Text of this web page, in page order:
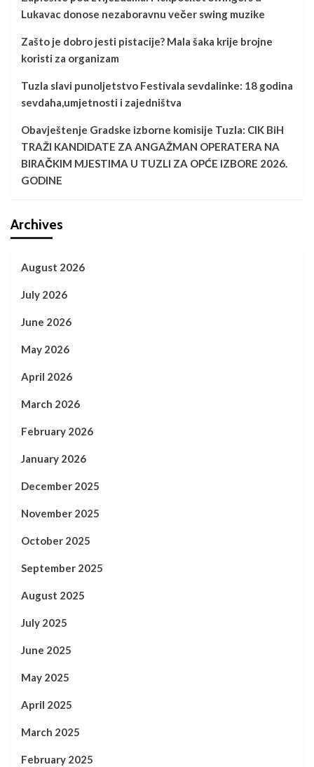
Lukavac donose nezaboravnu večer swing muzike
Zašto je dobro jesti pistacije? Mala šaka krije brojne
koristi za organizam
Tuzla slavi punoljetstvo Festivala sevdalinke: 18 godina
sevdaha,umjetnosti i zajedništva
Obavještenje Gradske izborne komisije Tuzla: CIK BiH
TRAŽI KANDIDATE ZA ANGAŽMAN OPERATERA NA
BIRAČKIM MJESTIMA U TUZLI ZA OPĆE IZBORE 2026.
GODINE
Archives
August 2026
July 2026
June 2026
May 2026
April 2026
March 2026
February 2026
January 2026
December 2025
November 2025
October 2025
September 2025
August 2025
July 2025
June 2025
May 2025
April 2025
March 2025
February 2025